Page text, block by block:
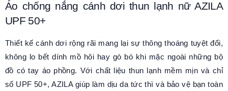
Áo chống nắng cánh dơi thun lạnh nữ AZILA
UPF 50+
Thiết kế cánh dơi rộng rãi mang lại sự thông thoáng tuyệt đối,
không lo bết dính mồ hôi hay gò bó khi mặc ngoài những bộ
đồ có tay áo phồng. Với chất liệu thun lạnh mềm mịn và chỉ
số UPF 50+, AZILA giúp làm dịu da tức thì và bảo vệ bạn toàn